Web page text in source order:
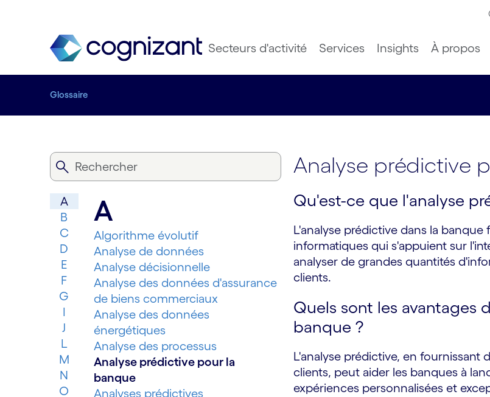
Secteurs d'activité Services Insights À propos
Glossaire
A
B
C
D
E
F
G
I
J
L
M
N
O
A
Algorithme évolutif
Analyse de données
Analyse décisionnelle
Analyse des données d'assurance
de biens commerciaux
Analyse des données
énergétiques
Analyse des processus
Analyse prédictive pour la
banque
Analyses prédictives
Analyse prédictive
Qu'est-ce que l'analyse
L'analyse prédictive dans la
informatiques qui s'appuient sur
analyser de grandes quantités
clients.
Quels sont les avantages
banque ?
L'analyse prédictive, en fournissant
clients, peut aider les banques à
expériences personnalisées et